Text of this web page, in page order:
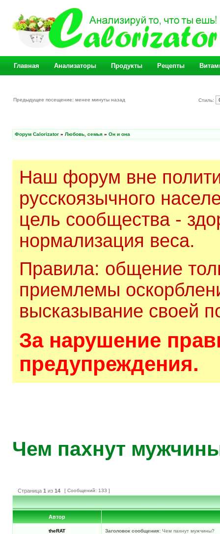
Главная Анализаторы Продукты Рецепты
Предыдущее посещение: менее минуты назад Стиль:
Форум Calorizator » Любовь, семья » Он и она
Наш форум вне
русскоязычного
цель сообщества -
нормализация веса.
Правила: общение
приемлемы
высказывание своей
За нарушение
предупреждения.
Чем пахнут
Страница 1 из 14 [ Сообщений: 133 ]
Автор
theRAT Заголовок сообщения: Чем пахнут мужчины?